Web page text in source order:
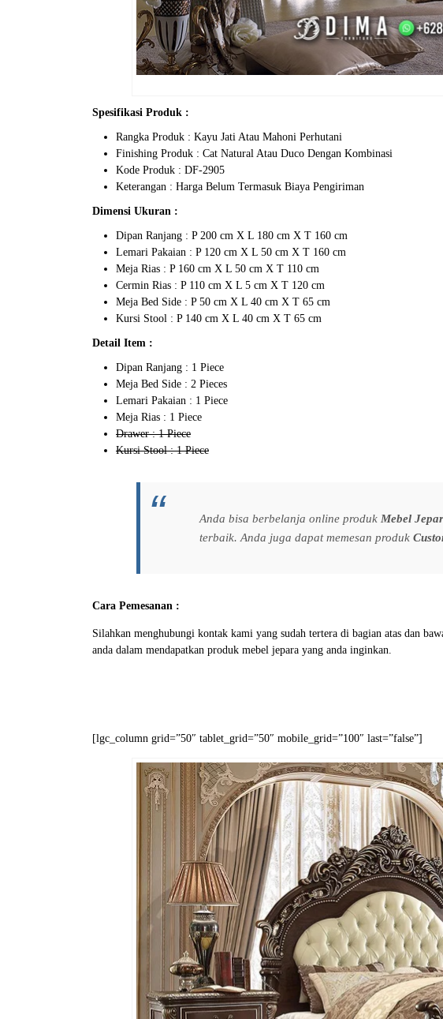
Spesifikasi Produk :
Rangka Produk : Kayu Jati Atau Mahoni Perhutani
Finishing Produk : Cat Natural Atau Duco Dengan Kombinasi
Kode Produk : DF-2905
Keterangan : Harga Belum Termasuk Biaya Pengiriman
Dimensi Ukuran :
Dipan Ranjang : P 200 cm X L 180 cm X T 160 cm
Lemari Pakaian : P 120 cm X L 50 cm X T 160 cm
Meja Rias : P 160 cm X L 50 cm X T 110 cm
Cermin Rias : P 110 cm X L 5 cm X T 120 cm
Meja Bed Side : P 50 cm X L 40 cm X T 65 cm
Kursi Stool : P 140 cm X L 40 cm X T 65 cm
Detail Item :
Dipan Ranjang : 1 Piece
Meja Bed Side : 2 Pieces
Lemari Pakaian : 1 Piece
Meja Rias : 1 Piece
Drawer : 1 Piece
Kursi Stool : 1 Piece
Anda bisa berbelanja online produk Mebel
terbaik. Anda juga dapat memesan produk
Cara Pemesanan :
Silahkan menghubungi kontak kami yang sudah tertera di bagian atas dan
anda dalam mendapatkan produk mebel jepara yang anda inginkan.
[lgc_column grid=”50″ tablet_grid=”50″ mobile_grid=”100″ last=”false”]